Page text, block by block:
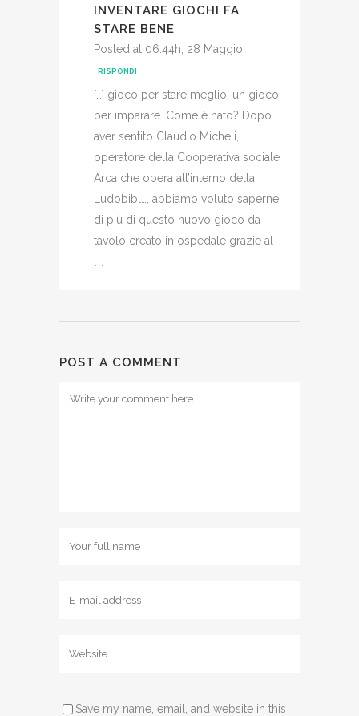
INVENTARE GIOCHI FA
STARE BENE
Posted at 06:44h, 28 Maggio
RISPONDI
[…] gioco per stare meglio, un gioco
per imparare. Come è nato? Dopo
aver sentito Claudio Micheli,
operatore della Cooperativa sociale
Arca che opera all’interno della
Ludobibl…, abbiamo voluto saperne
di più di questo nuovo gioco da
tavolo creato in ospedale grazie al
[…]
POST A COMMENT
Save my name, email, and website in this